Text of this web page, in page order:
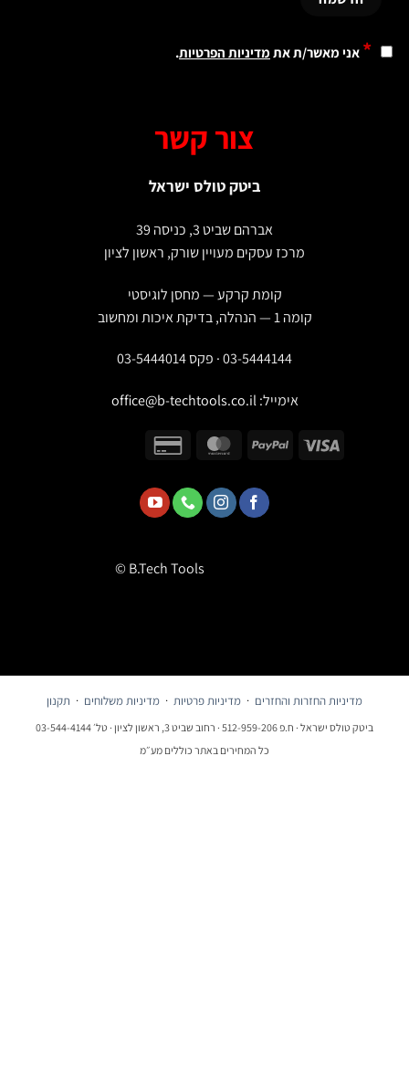
אני מאשר/ת אתמדיניות הפרטיות.
צור קשר
ביטק טולס ישראל
אברהם שביט 3, כניסה 39
מרכז עסקים מעויין שורק, ראשון לציון
קומת קרקע — מחסן לוגיסטי
03-5444144 · פקס 03-5444014
אימייל:office@b-techtools.co.il
© B.Tech Tools
מדיניות החזרות והחזרים ·מדיניות פרטיות·מדיניות משלוחים·תקנון
ביטק טולס ישראל · ח.פ 512-959-206 · רחוב שביט 3, ראשון לציון · טל׳ 03-544-4144
כל המחירים באתר כוללים מע״מ